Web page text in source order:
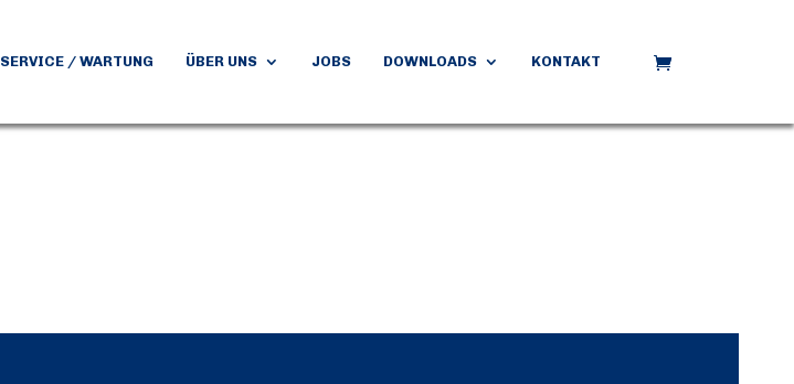
SERVICE / WARTUNG ÜBER UNS JOBS DOWNLOADS KONTAKT